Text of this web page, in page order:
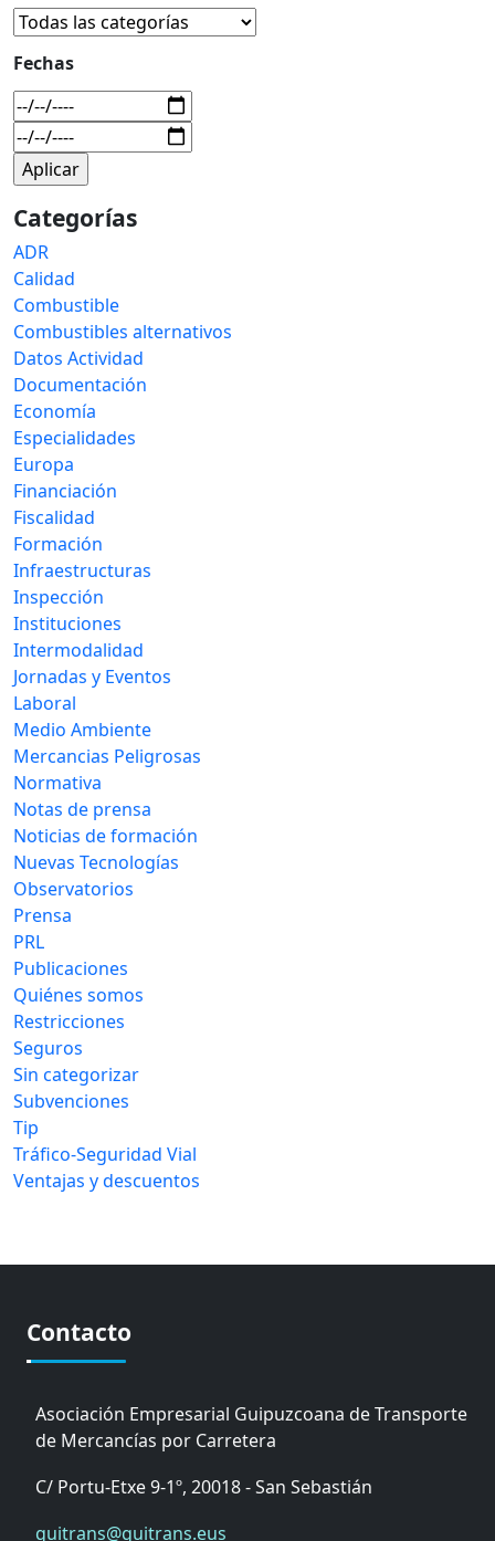
Fechas
Categorías
ADR
Calidad
Combustible
Combustibles alternativos
Datos Actividad
Documentación
Economía
Especialidades
Europa
Financiación
Fiscalidad
Formación
Infraestructuras
Inspección
Instituciones
Intermodalidad
Jornadas y Eventos
Laboral
Medio Ambiente
Mercancias Peligrosas
Normativa
Notas de prensa
Noticias de formación
Nuevas Tecnologías
Observatorios
Prensa
PRL
Publicaciones
Quiénes somos
Restricciones
Seguros
Sin categorizar
Subvenciones
Tip
Tráfico-Seguridad Vial
Ventajas y descuentos
Contacto
Asociación Empresarial Guipuzcoana de Transporte
de Mercancías por Carretera
C/ Portu-Etxe 9-1º, 20018 - San Sebastián
guitrans@guitrans.eus